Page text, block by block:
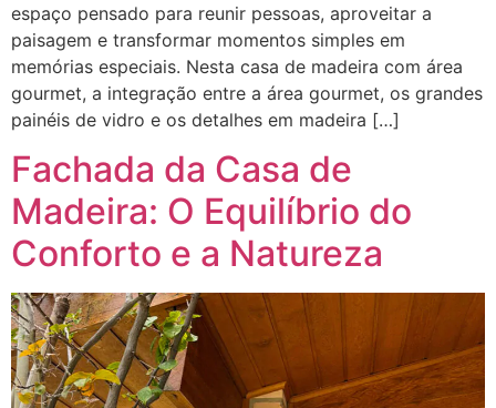
espaço pensado para reunir pessoas, aproveitar a
paisagem e transformar momentos simples em
memórias especiais. Nesta casa de madeira com área
gourmet, a integração entre a área gourmet, os grandes
painéis de vidro e os detalhes em madeira […]
Fachada da Casa de
Madeira: O Equilíbrio do
Conforto e a Natureza